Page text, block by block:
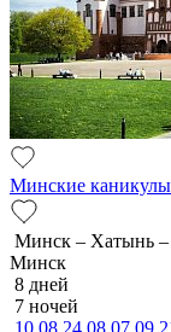
Минские
Минск – Хатынь
Минск
8 дней
7 ночей
10.08 24.08 07.09